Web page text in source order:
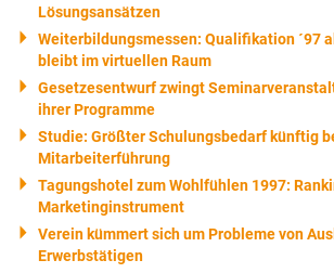
Lösungsansätzen
Weiterbildungsmessen: Qualifikation ´97
bleibt im virtuellen Raum
Gesetzesentwurf zwingt
ihrer Programme
Studie: Größter Schulungsbedarf künftig
Mitarbeiterführung
Tagungshotel zum Wohlfühlen 1997:
Marketinginstrument
Verein kümmert sich um Probleme von
Erwerbstätigen